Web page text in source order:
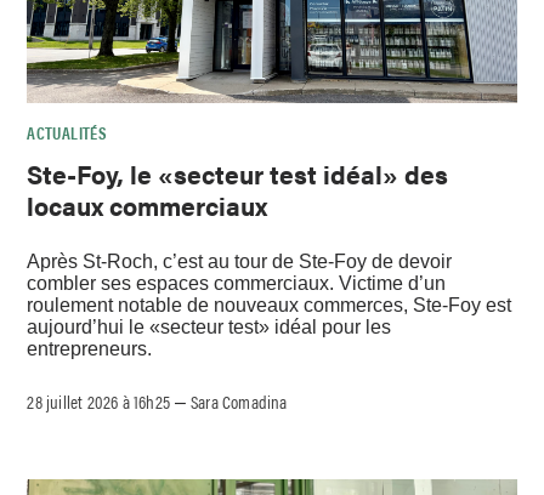
ACTUALITÉS
Ste-Foy, le «secteur test idéal» des
locaux commerciaux
Après St-Roch, c’est au tour de Ste-Foy de devoir
combler ses espaces commerciaux. Victime d’un
roulement notable de nouveaux commerces, Ste-Foy est
aujourd’hui le «secteur test» idéal pour les
entrepreneurs.
28 juillet 2026 à 16h25 –Sara Comadina